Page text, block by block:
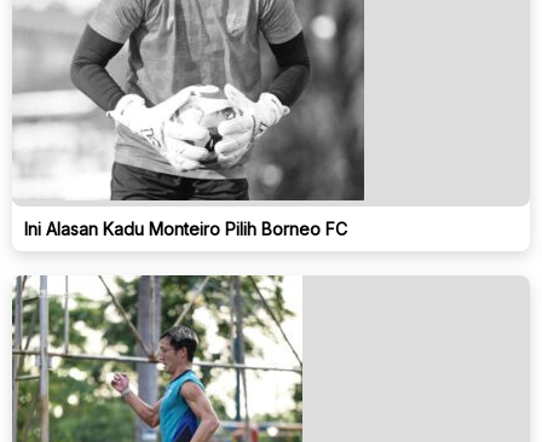
Ini Alasan Kadu Monteiro Pilih Borneo FC